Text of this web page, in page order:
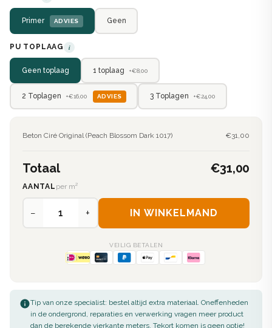
Primer ADVIES Geen
PU TOPLAAG i
Geen toplaag 1 toplaag +€8,00
2 Toplagen +€16,00 ADVIES 3 Toplagen +€24,00
Beton Ciré Original (Peach Blossom Dark 1017) €31,00
Totaal €31,00
AANTAL per m²
− + IN WINKELMAND
VEILIG BETALEN
Tip van onze specialist: bestel altijd extra materiaal. Oneffenheden
in de ondergrond, reparaties en verwerking vragen meer product
dan de berekende vierkante meters. Tekort komen is geen optie!